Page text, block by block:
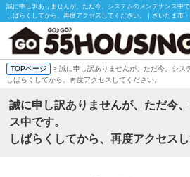
誠に申し訳ありませんが、ただ今、システムのメンテナンス中で
しばらくしてから、再度アクセスしてください。｜さいたま市・上尾市・周辺エリアの新築一戸
TOPページ
> 誠に申し訳ありませんが、ただ今、シス
しばらくしてから、再度アクセスしてください。
誠に申し訳ありませんが、ただ今
ス中です。
しばらくしてから、再度アクセスし